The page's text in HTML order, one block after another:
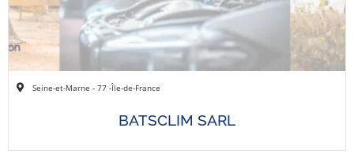
Seine-et-Marne - 77 -Île-de-France
BATSCLIM SARL